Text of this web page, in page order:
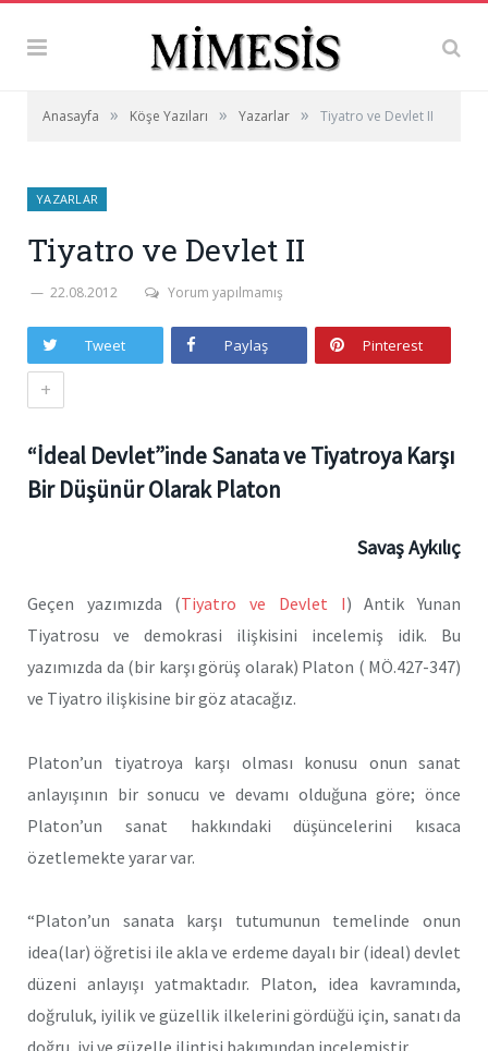
Anasayfa » Köşe Yazıları » Yazarlar » Tiyatro ve Devlet II
YAZARLAR
Tiyatro ve Devlet II
22.08.2012 Yorum yapılmamış
Tweet Paylaş Pinterest
+
“İdeal Devlet”inde Sanata ve Tiyatroya Karşı
Bir Düşünür Olarak Platon
Savaş Aykılıç
Geçen yazımızda (Tiyatro ve Devlet I) Antik Yunan
Tiyatrosu ve demokrasi ilişkisini incelemiş idik. Bu
yazımızda da (bir karşı görüş olarak) Platon ( MÖ.427-347)
ve Tiyatro ilişkisine bir göz atacağız.
Platon’un tiyatroya karşı olması konusu onun sanat
anlayışının bir sonucu ve devamı olduğuna göre; önce
Platon’un sanat hakkındaki düşüncelerini kısaca
özetlemekte yarar var.
“Platon’un sanata karşı tutumunun temelinde onun
idea(lar) öğretisi ile akla ve erdeme dayalı bir (ideal) devlet
düzeni anlayışı yatmaktadır. Platon, idea kavramında,
doğruluk, iyilik ve güzellik ilkelerini gördüğü için, sanatı da